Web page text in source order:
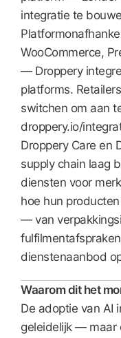
integratie te
WooCommerce,
— Droppery
platforms.
switchen om aan
droppery.io/
Droppery Care en
supply chain laag
diensten voor
hoe hun
— van
dienstenaanbod
Waarom dit het
De adoptie van AI
geleidelijk — maar